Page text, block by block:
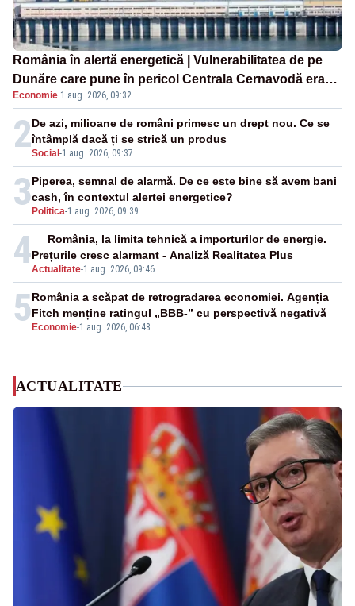
România în alertă energetică | Vulnerabilitatea de pe
Dunăre care pune în pericol Centrala Cernavodă era
cunoscută de pe vremea lui Ceaușescu
Economie·1 aug. 2026, 09:32
2Social -1 aug. 2026, 09:37
De azi, milioane de români primesc un drept nou. Ce se
întâmplă dacă ți se strică un produs
3 Politica-1 aug. 2026, 09:39
Piperea, semnal de alarmă. De ce este bine să avem bani
cash, în contextul alertei energetice?
4Actualitate-1 aug. 2026, 09:46
România, la limita tehnică a importurilor de energie.
Prețurile cresc alarmant - Analiză Realitatea Plus
5 Economie-1 aug. 2026, 06:48
România a scăpat de retrogradarea economiei. Agenția
Fitch menține ratingul „BBB-” cu perspectivă negativă
ACTUALITATE